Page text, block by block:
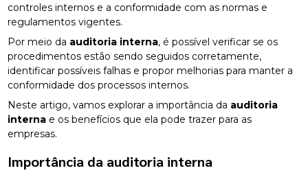
controles internos e a conformidade com as normas e
regulamentos vigentes.
Por meio da auditoria interna, é possível verificar se os
procedimentos estão sendo seguidos corretamente,
identificar possíveis falhas e propor melhorias para manter a
conformidade dos processos internos.
Neste artigo, vamos explorar a importância da auditoria
interna e os benefícios que ela pode trazer para as
empresas.
Importância da auditoria interna